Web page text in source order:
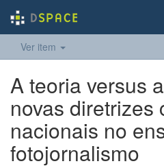
Ver item
A teoria versus
novas diretrizes
nacionais no
fotojornalismo